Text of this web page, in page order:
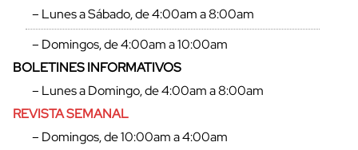
– Lunes a Sábado, de 4:00am a 8:00am
– Domingos, de 4:00am a 10:00am
BOLETINES INFORMATIVOS
– Lunes a Domingo, de 4:00am a 8:00am
REVISTA SEMANAL
– Domingos, de 10:00am a 4:00am